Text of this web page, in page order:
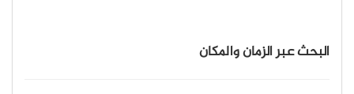
البحث عبر الزمان والمكان